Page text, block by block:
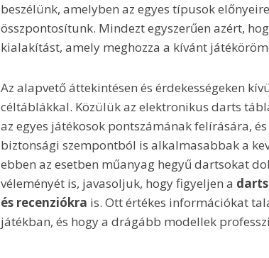
beszélünk, amelyben az egyes típusok
összpontosítunk. Mindezt egyszerűen azért,
kialakítást, amely meghozza a kívánt
Az alapvető áttekintésen és érdekességeken
céltáblákkal. Közülük az elektronikus darts
az egyes játékosok pontszámának felírására,
biztonsági szempontból is alkalmasabbak a
ebben az esetben műanyag hegyű dartsokat
véleményét is, javasoljuk, hogy figyeljen a
és recenziókra is. Ott értékes információkat
játékban, és hogy a drágább modellek